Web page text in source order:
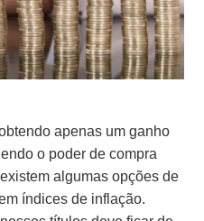
apenas um ganho
o poder de compra
algumas opções de
índices de inflação.